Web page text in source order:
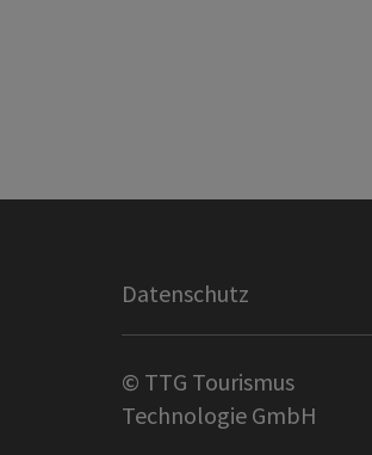
Datenschutz
© TTG Tourismus
Technologie GmbH